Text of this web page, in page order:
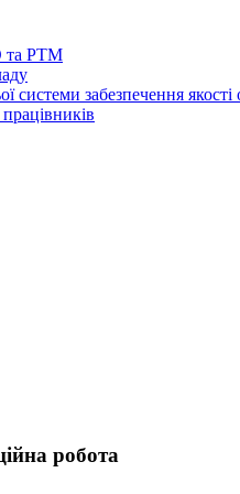
та РТМ
системи забезпечення якості
робота